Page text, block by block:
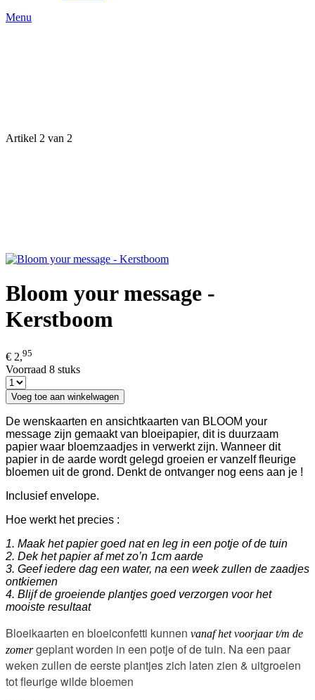
Menu
Artikel 2 van 2
Bloom your message -
Kerstboom
€ 2,95
Voorraad 8 stuks
Voeg toe aan winkelwagen
De wenskaarten en ansichtkaarten van BLOOM your
message zijn gemaakt van bloeipapier, dit is duurzaam
papier waar bloemzaadjes in verwerkt zijn. Wanneer dit
papier in de aarde wordt gelegd groeien er vanzelf fleurige
bloemen uit de grond. Denkt de ontvanger nog eens aan je !
Inclusief envelope.
Hoe werkt het precies :
1. Maak het papier goed nat en leg in een potje of de tuin
2. Dek het papier af met zo’n 1cm aarde
3. Geef iedere dag een water, na een week zullen de zaadjes
ontkiemen
4. Blijf de groeiende plantjes goed verzorgen voor het
mooiste resultaat
Bloeikaarten en bloeiconfetti kunnen vanaf het voorjaar t/m de
zomergeplant worden in een potje of de tuin. Na een paar
weken zullen de eerste plantjes zich laten zien & uitgroeien
tot fleurige wilde bloemen